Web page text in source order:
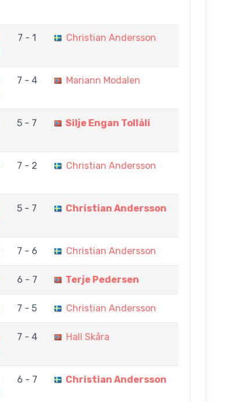
7 - 1 Christian Andersson
7 - 4 Mariann Modalen
5 - 7 Silje Engan Tollåli
7 - 2 Christian Andersson
5 - 7 Christian Andersson
7 - 6 Christian Andersson
6 - 7 Terje Pedersen
7 - 5 Christian Andersson
7 - 4 Hall Skåra
6 - 7 Christian Andersson